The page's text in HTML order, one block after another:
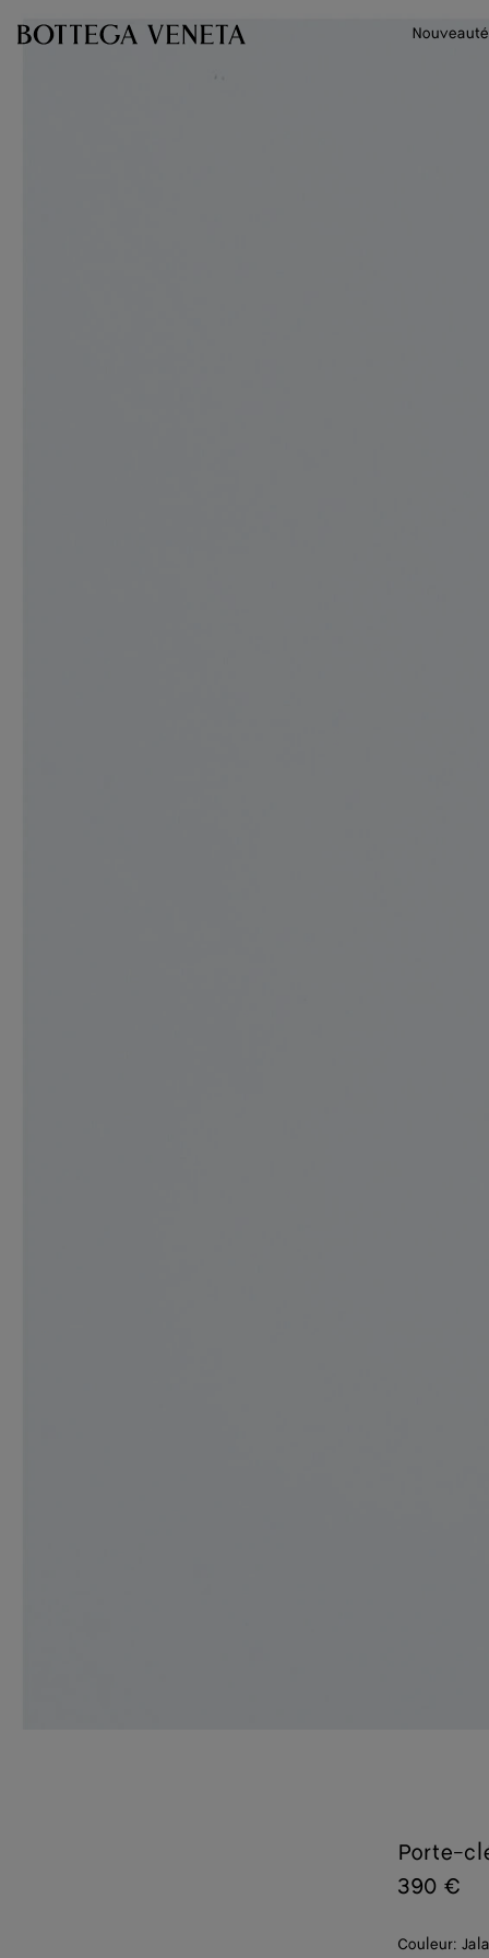
Porte-
390 €
Couleur: